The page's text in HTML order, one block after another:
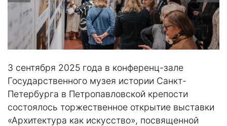
3 сентября 2025 года в конференц-зале
Государственного музея истории Санкт-
Петербурга в Петропавловской крепости
состоялось торжественное открытие выставки
«Архитектура как искусство», посвященной